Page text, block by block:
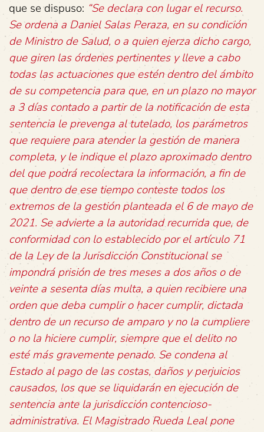
que se dispuso: “Se declara con lugar el recurso.
Se ordena a Daniel Salas Peraza, en su condición
de Ministro de Salud, o a quien ejerza dicho cargo,
que giren las órdenes pertinentes y lleve a cabo
todas las actuaciones que estén dentro del ámbito
de su competencia para que, en un plazo no mayor
a 3 días contado a partir de la notificación de esta
sentencia le prevenga al tutelado, los parámetros
que requiere para atender la gestión de manera
completa, y le indique el plazo aproximado dentro
del que podrá recolectara la información, a fin de
que dentro de ese tiempo conteste todos los
extremos de la gestión planteada el 6 de mayo de
2021. Se advierte a la autoridad recurrida que, de
conformidad con lo establecido por el artículo 71
de la Ley de la Jurisdicción Constitucional se
impondrá prisión de tres meses a dos años o de
veinte a sesenta días multa, a quien recibiere una
orden que deba cumplir o hacer cumplir, dictada
dentro de un recurso de amparo y no la cumpliere
o no la hiciere cumplir, siempre que el delito no
esté más gravemente penado. Se condena al
Estado al pago de las costas, daños y perjuicios
causados, los que se liquidarán en ejecución de
sentencia ante la jurisdicción contencioso-
administrativa. El Magistrado Rueda Leal pone